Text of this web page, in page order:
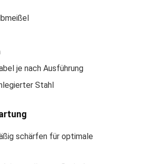
je nach Ausführung
Stahl
schärfen für optimale